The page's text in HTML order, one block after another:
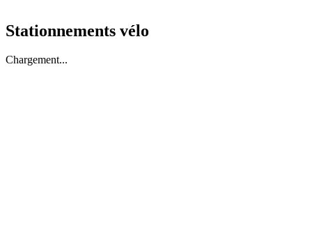
Stationnements vélo
Chargement...